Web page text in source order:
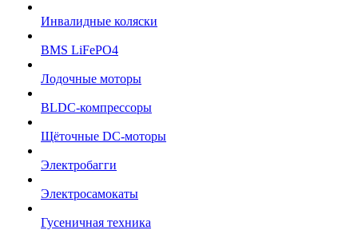
Инвалидные коляски
BMS LiFePO4
Лодочные моторы
BLDC-компрессоры
Щёточные DC-моторы
Электробагги
Электросамокаты
Гусеничная техника